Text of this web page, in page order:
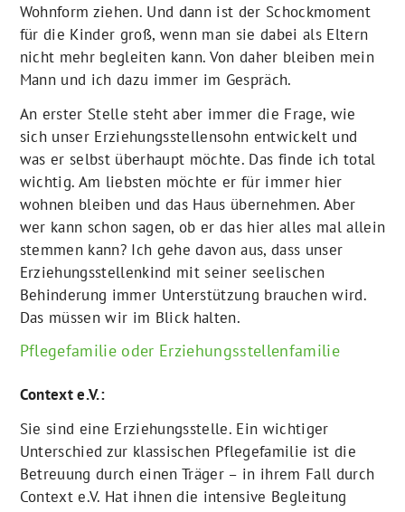
Wohnform ziehen. Und dann ist der Schockmoment
für die Kinder groß, wenn man sie dabei als Eltern
nicht mehr begleiten kann. Von daher bleiben mein
Mann und ich dazu immer im Gespräch.
An erster Stelle steht aber immer die Frage, wie
sich unser Erziehungsstellensohn entwickelt und
was er selbst überhaupt möchte. Das finde ich total
wichtig. Am liebsten möchte er für immer hier
wohnen bleiben und das Haus übernehmen. Aber
wer kann schon sagen, ob er das hier alles mal allein
stemmen kann? Ich gehe davon aus, dass unser
Erziehungsstellenkind mit seiner seelischen
Behinderung immer Unterstützung brauchen wird.
Das müssen wir im Blick halten.
Pflegefamilie oder Erziehungsstellenfamilie
Context e.V.:
Sie sind eine Erziehungsstelle. Ein wichtiger
Unterschied zur klassischen Pflegefamilie ist die
Betreuung durch einen Träger – in ihrem Fall durch
Context e.V. Hat ihnen die intensive Begleitung